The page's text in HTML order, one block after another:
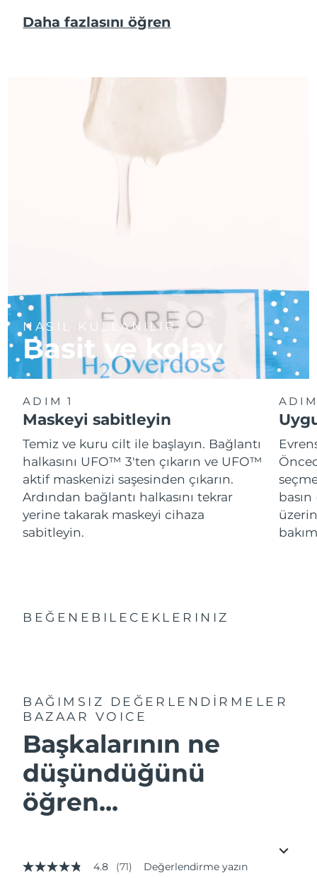
Daha fazlasını öğren
NASIL KULLANILIR
Basit ve kolay
ADIM 1
Maskeyi sabitleyin
Temiz ve kuru cilt ile başlayın. Bağlantı
halkasını UFO™ 3'ten çıkarın ve UFO™
aktif maskenizi saşesinden çıkarın.
Ardından bağlantı halkasını tekrar
yerine takarak maskeyi cihaza
sabitleyin.
BEĞENEBILECEKLERINIZ
BAĞIMSIZ DEĞERLENDİRMELER
BAZAAR VOICE
Başkalarının ne
düşündüğünü
öğren...
5
4.8 (71) Değerlendirme yazın